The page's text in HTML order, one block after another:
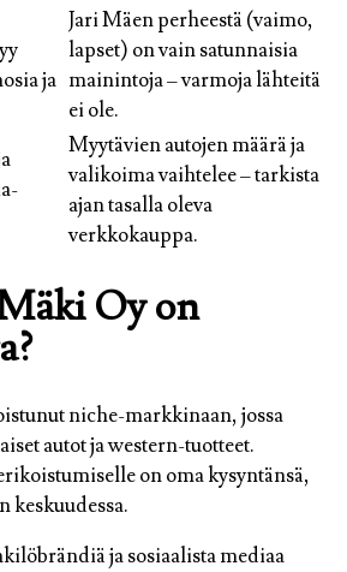
ja
Jari Mäen perheestä (vaimo,
lapset) on vain satunnaisia
mainintoja – varmoja lähteitä
ei ole.
Myytävien autojen määrä ja
valikoima vaihtelee – tarkista
ajan tasalla oleva
verkkokauppa.
Oy on
niche-markkinaan, jossa
autot ja western-tuotteet.
on oma kysyntänsä,
keskuudessa.
ja sosiaalista mediaa